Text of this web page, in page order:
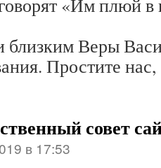
«Им плюй в
Веры
Простите
совет
в 17:53